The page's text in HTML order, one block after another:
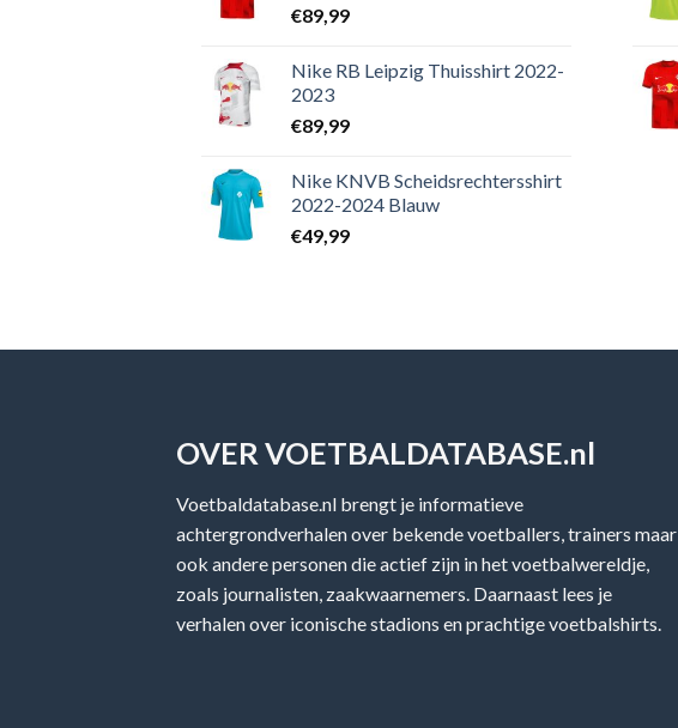
€89,99
Nike RB Leipzig Thuisshirt 2022-
2023
€89,99
Nike KNVB Scheidsrechtersshirt
2022-2024 Blauw
€49,99
OVER VOETBALDATABASE.nl
Voetbaldatabase.nl brengt je informatieve
achtergrondverhalen over bekende voetballers, trainers maar
ook andere personen die actief zijn in het voetbalwereldje,
zoals journalisten, zaakwaarnemers. Daarnaast lees je
verhalen over iconische stadions en prachtige voetbalshirts.